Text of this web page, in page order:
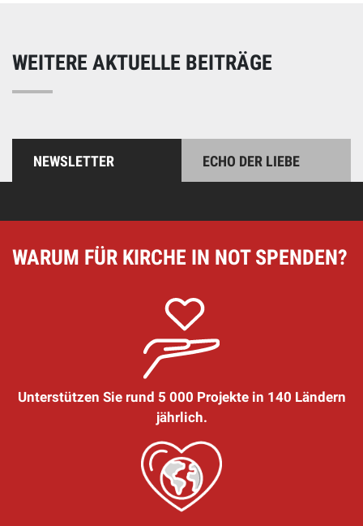
WEITERE AKTUELLE BEITRÄGE
NEWSLETTER ECHO DER LIEBE
WARUM FÜR KIRCHE IN NOT SPENDEN?
Unterstützen Sie rund 5 000 Projekte in 140 Ländern
jährlich.